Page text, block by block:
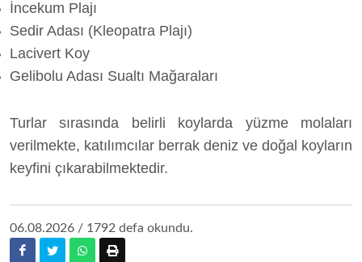
İncekum Plajı
Sedir Adası (Kleopatra Plajı)
Lacivert Koy
Gelibolu Adası Sualtı Mağaraları
Turlar sırasında belirli koylarda yüzme molaları
verilmekte, katılımcılar berrak deniz ve doğal koyların
keyfini çıkarabilmektedir.
06.08.2026 / 1792 defa okundu.